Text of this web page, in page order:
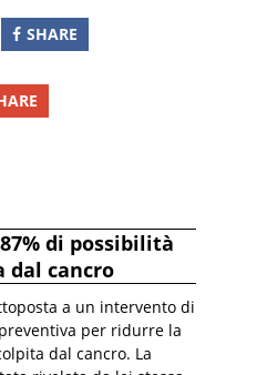
SHARE
di possibilità
dal cancro
a un intervento di
per ridurre la
dal cancro. La